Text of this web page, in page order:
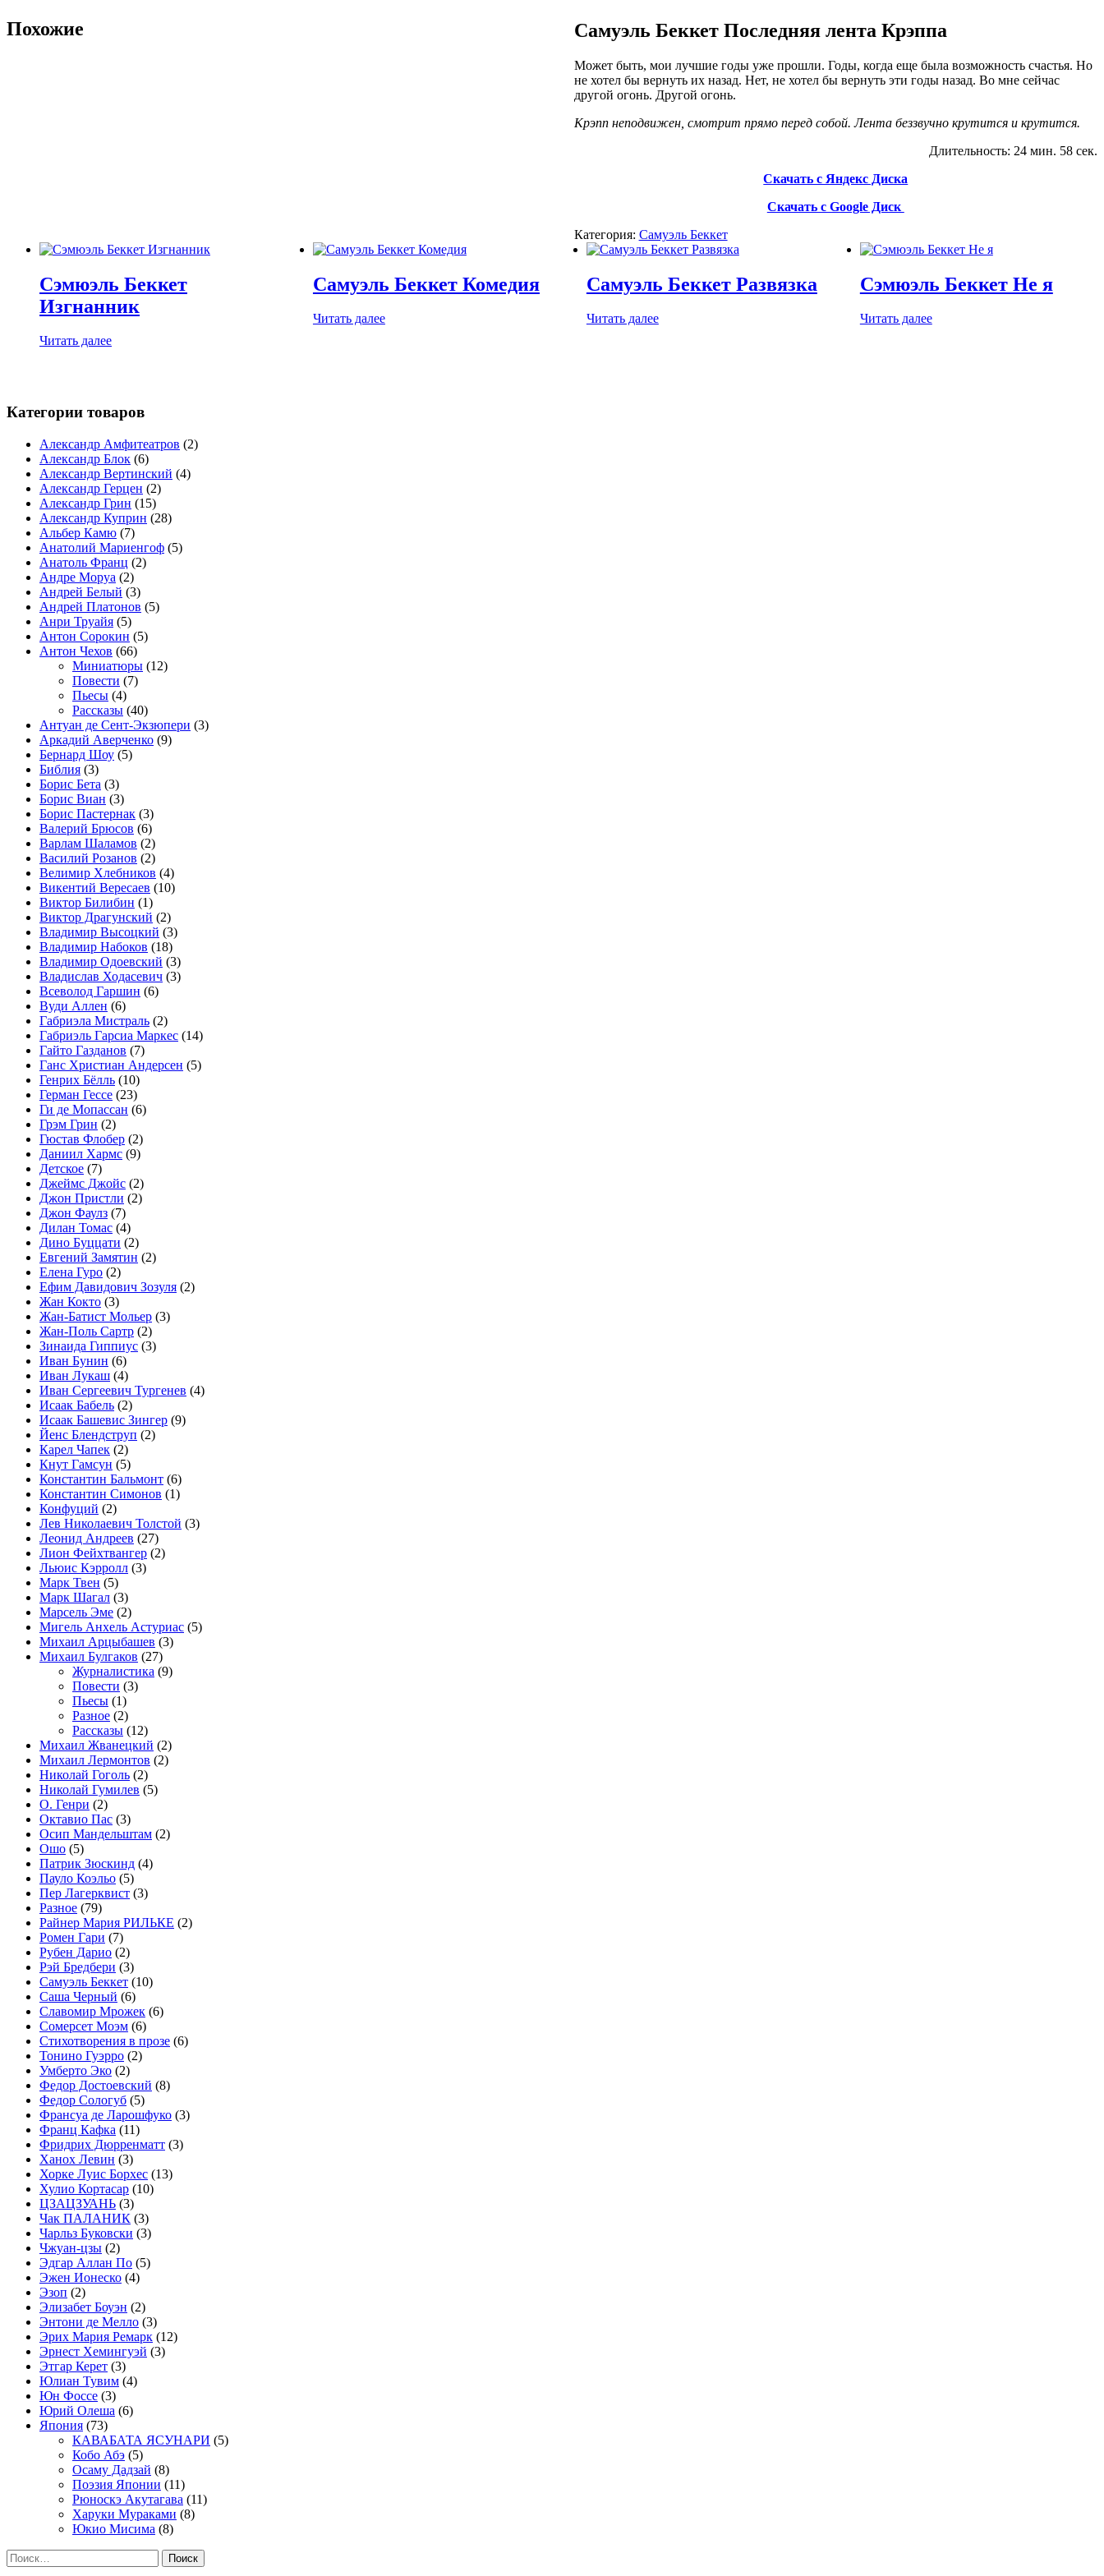
Самуэль Беккет Последняя лента Крэппа
Может быть, мои лучшие годы уже прошли. Годы, когда еще была возможность счастья. Но
не хотел бы вернуть их назад. Нет, не хотел бы вернуть эти годы назад. Во мне сейчас
другой огонь. Другой огонь.
Крэпп неподвижен, смотрит прямо перед собой. Лента беззвучно крутится и крутится.
Длительность: 24 мин. 58 сек.
Скачать с Яндекс Диска
Скачать с Google Диск
Категория: Самуэль Беккет
Похожие
Сэмюэль Беккет
Изгнанник
Читать далее
Самуэль Беккет Комедия
Читать далее
Самуэль Беккет Развязка
Читать далее
Сэмюэль Беккет Не я
Читать далее
Категории товаров
Александр Амфитеатров (2)
Александр Блок (6)
Александр Вертинский (4)
Александр Герцен (2)
Александр Грин (15)
Александр Куприн (28)
Альбер Камю (7)
Анатолий Мариенгоф (5)
Анатоль Франц (2)
Андре Моруа (2)
Андрей Белый (3)
Андрей Платонов (5)
Анри Труайя (5)
Антон Сорокин (5)
Антон Чехов (66)
Миниатюры (12)
Повести (7)
Пьесы (4)
Рассказы (40)
Антуан де Сент-Экзюпери (3)
Аркадий Аверченко (9)
Бернард Шоу (5)
Библия (3)
Борис Бета (3)
Борис Виан (3)
Борис Пастернак (3)
Валерий Брюсов (6)
Варлам Шаламов (2)
Василий Розанов (2)
Велимир Хлебников (4)
Викентий Вересаев (10)
Виктор Билибин (1)
Виктор Драгунский (2)
Владимир Высоцкий (3)
Владимир Набоков (18)
Владимир Одоевский (3)
Владислав Ходасевич (3)
Всеволод Гаршин (6)
Вуди Аллен (6)
Габриэла Мистраль (2)
Габриэль Гарсиа Маркес (14)
Гайто Газданов (7)
Ганс Христиан Андерсен (5)
Генрих Бёлль (10)
Герман Гессе (23)
Ги де Мопассан (6)
Грэм Грин (2)
Гюстав Флобер (2)
Даниил Хармс (9)
Детское (7)
Джеймс Джойс (2)
Джон Пристли (2)
Джон Фаулз (7)
Дилан Томас (4)
Дино Буццати (2)
Евгений Замятин (2)
Елена Гуро (2)
Ефим Давидович Зозуля (2)
Жан Кокто (3)
Жан-Батист Мольер (3)
Жан-Поль Сартр (2)
Зинаида Гиппиус (3)
Иван Бунин (6)
Иван Лукаш (4)
Иван Сергеевич Тургенев (4)
Исаак Бабель (2)
Исаак Башевис Зингер (9)
Йенс Блендструп (2)
Карел Чапек (2)
Кнут Гамсун (5)
Константин Бальмонт (6)
Константин Симонов (1)
Конфуций (2)
Лев Николаевич Толстой (3)
Леонид Андреев (27)
Лион Фейхтвангер (2)
Льюис Кэрролл (3)
Марк Твен (5)
Марк Шагал (3)
Марсель Эме (2)
Мигель Анхель Астуриас (5)
Михаил Арцыбашев (3)
Михаил Булгаков (27)
Журналистика (9)
Повести (3)
Пьесы (1)
Разное (2)
Рассказы (12)
Михаил Жванецкий (2)
Михаил Лермонтов (2)
Николай Гоголь (2)
Николай Гумилев (5)
О. Генри (2)
Октавио Пас (3)
Осип Мандельштам (2)
Ошо (5)
Патрик Зюскинд (4)
Пауло Коэльо (5)
Пер Лагерквист (3)
Разное (79)
Райнер Мария РИЛЬКЕ (2)
Ромен Гари (7)
Рубен Дарио (2)
Рэй Бредбери (3)
Самуэль Беккет (10)
Саша Черный (6)
Славомир Мрожек (6)
Сомерсет Моэм (6)
Стихотворения в прозе (6)
Тонино Гуэрро (2)
Умберто Эко (2)
Федор Достоевский (8)
Федор Сологуб (5)
Франсуа де Ларошфуко (3)
Франц Кафка (11)
Фридрих Дюрренматт (3)
Ханох Левин (3)
Хорке Луис Борхес (13)
Хулио Кортасар (10)
ЦЗАЦЗУАНЬ (3)
Чак ПАЛАНИК (3)
Чарльз Буковски (3)
Чжуан-цзы (2)
Эдгар Аллан По (5)
Эжен Ионеско (4)
Эзоп (2)
Элизабет Боуэн (2)
Энтони де Мелло (3)
Эрих Мария Ремарк (12)
Эрнест Хемингуэй (3)
Этгар Керет (3)
Юлиан Тувим (4)
Юн Фоссе (3)
Юрий Олеша (6)
Япония (73)
КАВАБАТА ЯСУНАРИ (5)
Кобо Абэ (5)
Осаму Дадзай (8)
Поэзия Японии (11)
Рюноскэ Акутагава (11)
Харуки Мураками (8)
Юкио Мисима (8)
Найти: